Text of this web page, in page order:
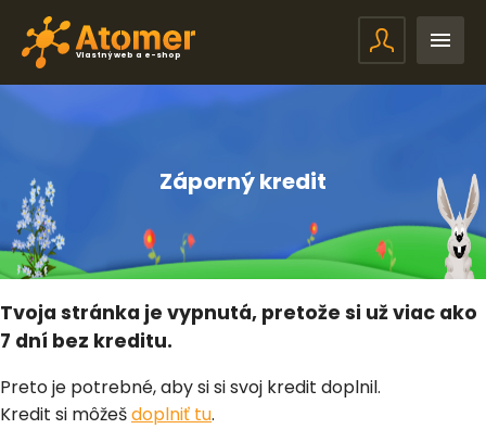
Vlastný web a e-shop
Záporný kredit
Tvoja stránka je vypnutá, pretože si už viac ako
7 dní bez kreditu.
Preto je potrebné, aby si si svoj kredit doplnil.
Kredit si môžešdoplniť tu.